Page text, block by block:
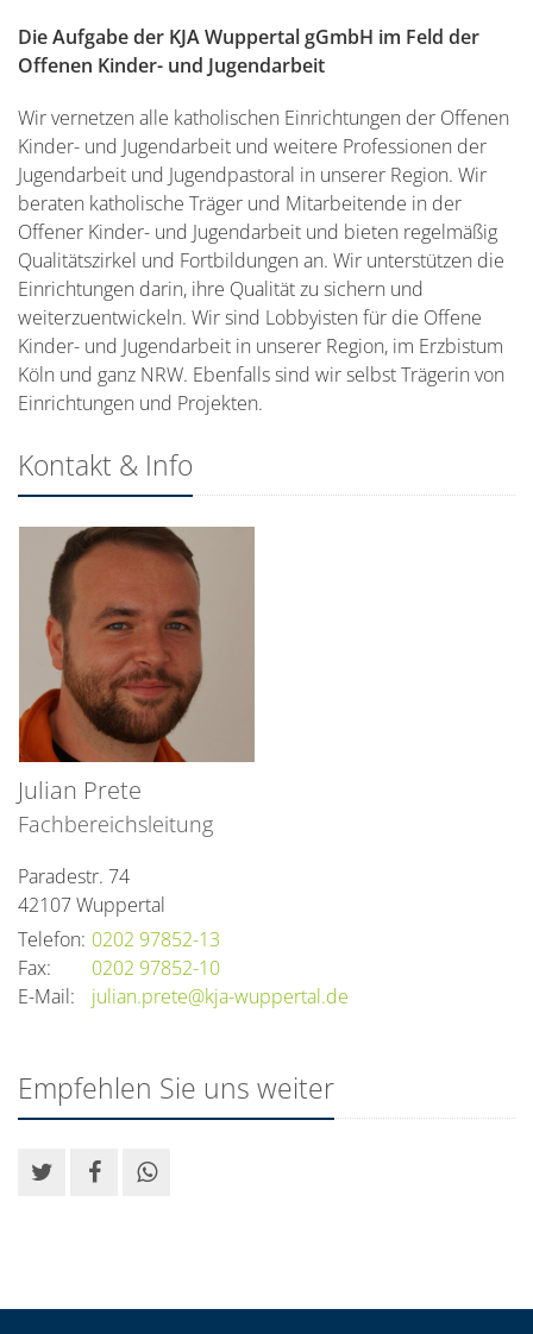
Die Aufgabe der KJA Wuppertal gGmbH im Feld der
Offenen Kinder- und Jugendarbeit
Wir vernetzen alle katholischen Einrichtungen der Offenen
Kinder- und Jugendarbeit und weitere Professionen der
Jugendarbeit und Jugendpastoral in unserer Region. Wir
beraten katholische Träger und Mitarbeitende in der
Offener Kinder- und Jugendarbeit und bieten regelmäßig
Qualitätszirkel und Fortbildungen an. Wir unterstützen die
Einrichtungen darin, ihre Qualität zu sichern und
weiterzuentwickeln. Wir sind Lobbyisten für die Offene
Kinder- und Jugendarbeit in unserer Region, im Erzbistum
Köln und ganz NRW. Ebenfalls sind wir selbst Trägerin von
Einrichtungen und Projekten.
Kontakt & Info
Julian Prete
Fachbereichsleitung
Paradestr. 74
42107Wuppertal
Telefon: 0202 97852-13
Fax:
0202 97852-10
E-Mail:
julian.prete@kja-wuppertal.de
Empfehlen Sie uns weiter